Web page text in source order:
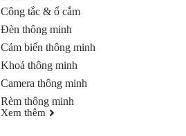
Công tắc & ổ cắm
Đèn thông minh
Cảm biến thông minh
Khoá thông minh
Camera thông minh
Rèm thông minh
Xem thêm